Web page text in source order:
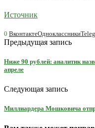
Источник
0 ВконтактеОдноклассники
Предыдущая запись
Ниже 90 рублей: аналитик
апреле
Следующая запись
Миллиардера Мошковича